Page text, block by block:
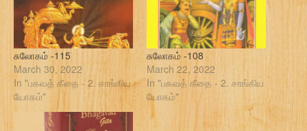
சுலோகம் -115
March 30, 2022
In "பகவத் கீதை - 2. சாங்கிய
யோகம்"
சுலோகம் -108
March 22, 2022
In "பகவத் கீதை - 2. சாங்கிய
யோகம்"